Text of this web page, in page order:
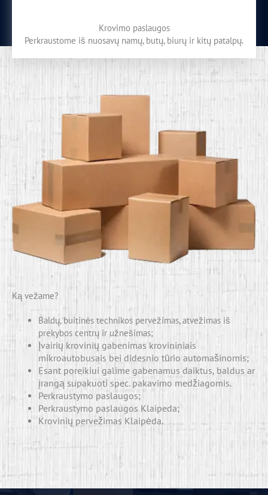
Krovimo paslaugos
Perkraustome iš nuosavų namų, butų, biurų ir kitų patalpų.
Ką vežame?
Baldų, buitinės technikos pervežimas, atvežimas iš
prekybos centrų ir užnešimas;
Įvairių krovinių gabenimas krovininiais
mikroautobusais bei didesnio tūrio automašinomis;
Esant poreikiui galime gabenamus daiktus, baldus ar
įrangą supakuoti spec. pakavimo medžiagomis.
Perkraustymo paslaugos;
Perkraustymo paslaugos Klaipeda;
Krovinių pervežimas Klaipėda.